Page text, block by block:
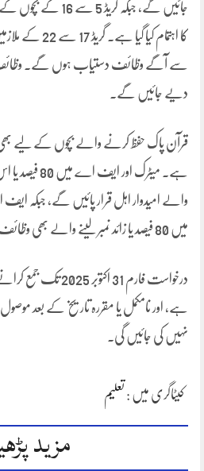
جائیں گے، جبکہ
کا اہتمام کیا
سے آگے وظائف دستیاب ہوں گے۔ وظائف
دیے جائیں گے۔
قرآن پاک حفظ کرنے والے بچوں کے لیے بھی
ہے۔ میٹرک اور
والے امیدوار اہل قرار پائیں گے، جبکہ
میں 80 فیصد یا زائد نمبر لینے والے بھی وظائف کے لیے اہل ہوں گے۔
درخواست فارم 31
ہے، اور نامکمل یا مقررہ تاریخ کے بعد
نہیں کی جائیں گی۔
کیٹاگری میں : تعلیم
مزید